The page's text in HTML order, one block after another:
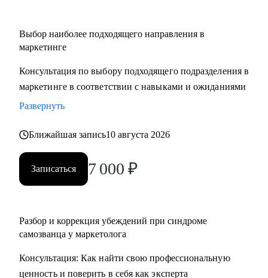
Выбор наиболее подходящего направления в
маркетинге
Консультация по выбору подходящего подразделения в
маркетинге в соответствии с навыками и ожиданиями
Развернуть
Ближайшая запись10 августа 2026
Записаться 7 000 ₽
Разбор и коррекция убеждений при синдроме
самозванца у маркетолога
Консультация: Как найти свою профессиональную
ценность и поверить в себя как эксперта